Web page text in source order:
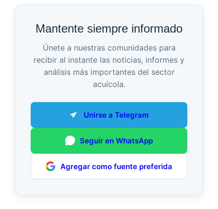
Mantente siempre informado
Únete a nuestras comunidades para
recibir al instante las noticias, informes y
análisis más importantes del sector
acuícola.
Unirse a Telegram
Seguir en WhatsApp
Agregar como fuente preferida